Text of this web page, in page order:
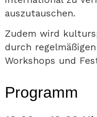
auszutauschen.
Zudem wird
durch
Workshops und
Programm